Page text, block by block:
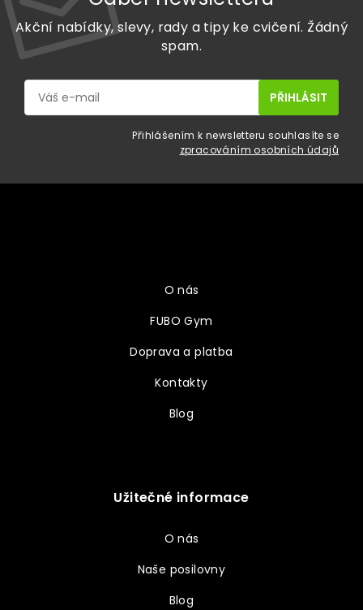
Akční nabídky, slevy, rady a tipy ke cvičení. Žádný
spam.
Přihlášením k newsletteru souhlasíte se
zpracováním osobních údajů
O nás
FUBO Gym
Doprava a platba
Kontakty
Blog
Užitečné informace
O nás
Naše posilovny
Blog